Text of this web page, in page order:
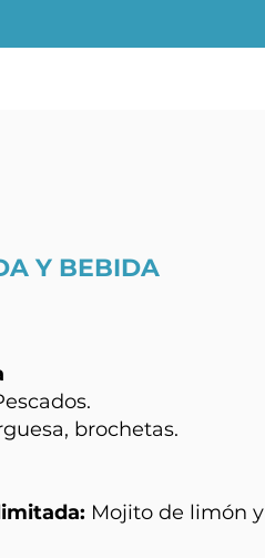
Y BEBIDA
brochetas.
Mojito de limón y